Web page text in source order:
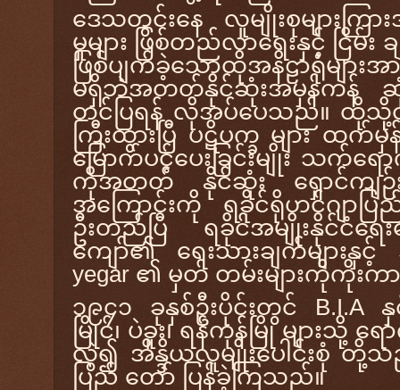
ဒေသတွင်းနေ လူမျိုးစုများကြ
မှုများ ဖြစ်တည်လာရေးနှင့် ငြိမ်း
ဖြစ်ပျက်ခဲ့သောထိုအနိဠာရုံများအ
မရှိဘဲအတတ်နိုင်ဆုံးအမှန်ကန် ဆုံ
တင်ပြရန ် လိုအပ်ပေသည်။ ထိုသို့
ကြီးထွားပြီ ပဋိပက္ခ များ ထက်မှ
မြောက်ပင့်ပေးခြင်းမျိုး သက်ရေ
ကိုအတတ် နိုင်ဆုံး ရှောင်ကျဉ်
အကြောင်းကို
ရခိုင်ရိုဟင်ဂျာပြ
ဦးတည်ပြီ ရခိုင်အမျိုးနိုင်ငံရေး
ကျော်၏ ရေးသားချက်များနှ
yegar ၏ မှတ် တမ်းများကိုကိုးက
၁၉၄၁ ခုနှစ်ဦးပိုင်းတွင် B.I.A
မြိုင်၊ ပဲခူး၊ ရန်ကုန်မြို များသို့ ရော
လွဲ၍ အိန္ဒိယလူမျိုးပေါင်းစုံ တို့သ
ပြည် တော် ပြန်ခဲ့ကြသည်။